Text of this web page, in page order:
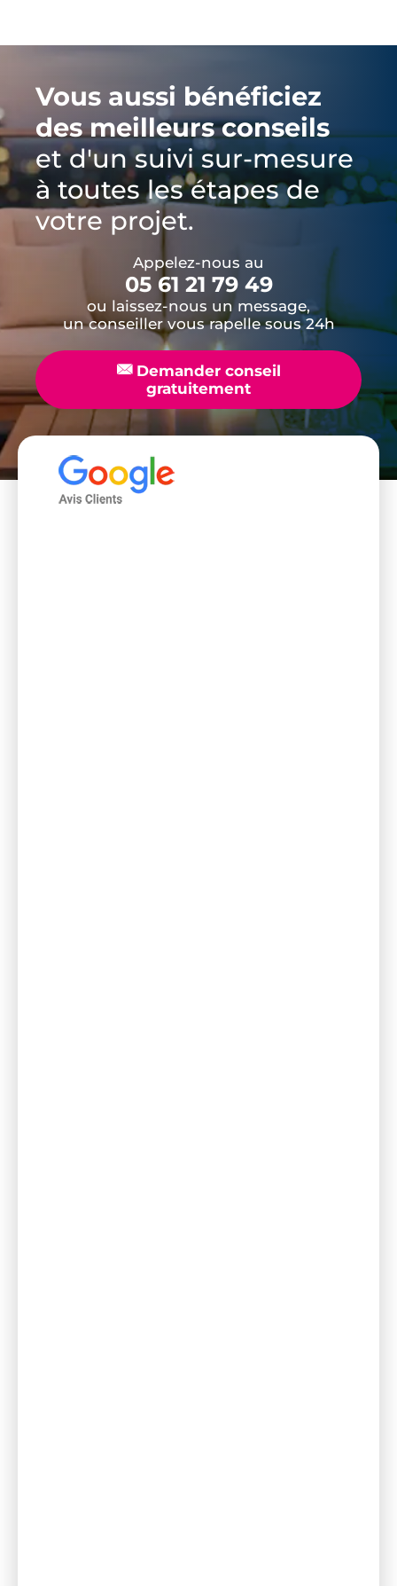
Vous aussi bénéficiez
des meilleurs conseils
et d'un suivi sur-mesure
à toutes les étapes de
votre projet.
Appelez-nous au
05 61 21 79 49
ou laissez-nous un message,
un conseiller vous rapelle sous 24h
📧Demander conseil
gratuitement